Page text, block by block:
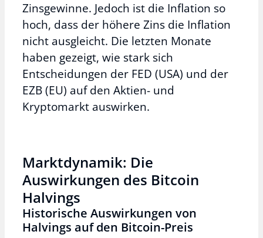
Zinsgewinne. Jedoch ist die Inflation so
hoch, dass der höhere Zins die Inflation
nicht ausgleicht. Die letzten Monate
haben gezeigt, wie stark sich
Entscheidungen der FED (USA) und der
EZB (EU) auf den Aktien- und
Kryptomarkt auswirken.
Marktdynamik: Die
Auswirkungen des Bitcoin
Halvings
Historische Auswirkungen von
Halvings auf den Bitcoin-Preis